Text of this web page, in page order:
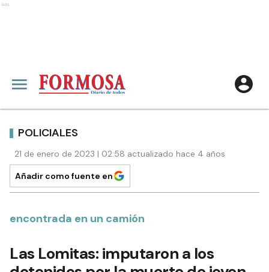
Ads
POLICIALES
21 de enero de 2023 | 02:58 actualizado hace 4 años
Añadir como fuente en
encontrada en un camión
Las Lomitas: imputaron a los